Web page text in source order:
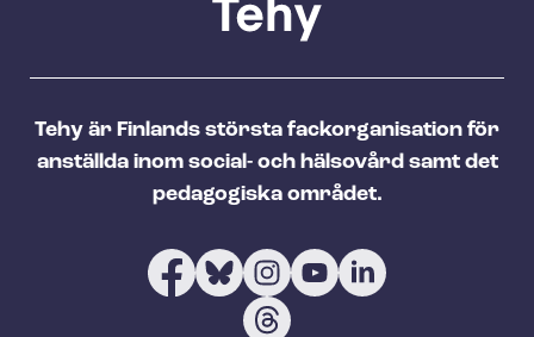
Tehy är Finlands största fackorganisation för
anställda inom social- och hälsovård samt det
pedagogiska området.